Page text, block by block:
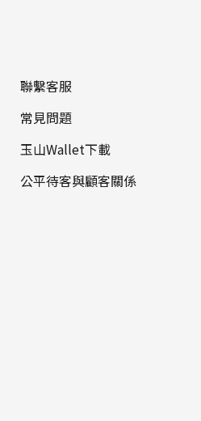
聯繫客服
常見問題
玉山Wallet下載
公平待客與顧客關係